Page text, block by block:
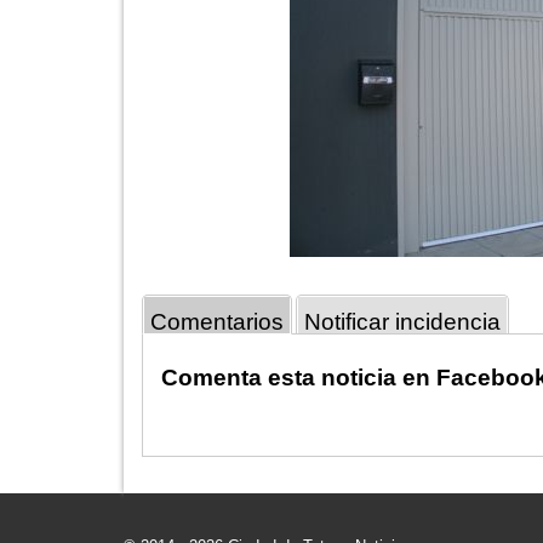
Comentarios Notificar incidencia
Comenta esta noticia en